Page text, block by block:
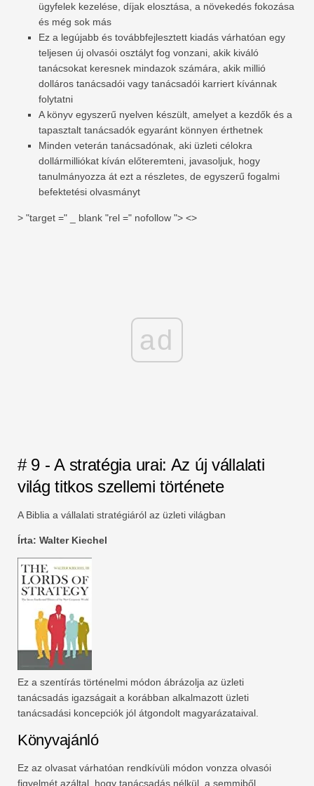
ügyfelek kezelése, díjak elosztása, a növekedés fokozása
és még sok más
Ez a legújabb és továbbfejlesztett kiadás várhatóan egy
teljesen új olvasói osztályt fog vonzani, akik kiváló
tanácsokat keresnek mindazok számára, akik millió
dolláros tanácsadói vagy tanácsadói karriert kívánnak
folytatni
A könyv egyszerű nyelven készült, amelyet a kezdők és a
tapasztalt tanácsadók egyaránt könnyen érthetnek
Minden veterán tanácsadónak, aki üzleti célokra
dollármilliókat kíván előteremteni, javasoljuk, hogy
tanulmányozza át ezt a részletes, de egyszerű fogalmi
befektetési olvasmányt
> "target =" _ blank "rel =" nofollow "> <>
ad
# 9 - A stratégia urai: Az új vállalati
világ titkos szellemi története
A Biblia a vállalati stratégiáról az üzleti világban
Írta: Walter Kiechel
Ez a szentírás történelmi módon ábrázolja az üzleti
tanácsadás igazságait a korábban alkalmazott üzleti
tanácsadási koncepciók jól átgondolt magyarázataival.
Könyvajánló
Ez az olvasat várhatóan rendkívüli módon vonzza olvasói
figyelmét azáltal, hogy tanácsadás nélkül, a semmiből